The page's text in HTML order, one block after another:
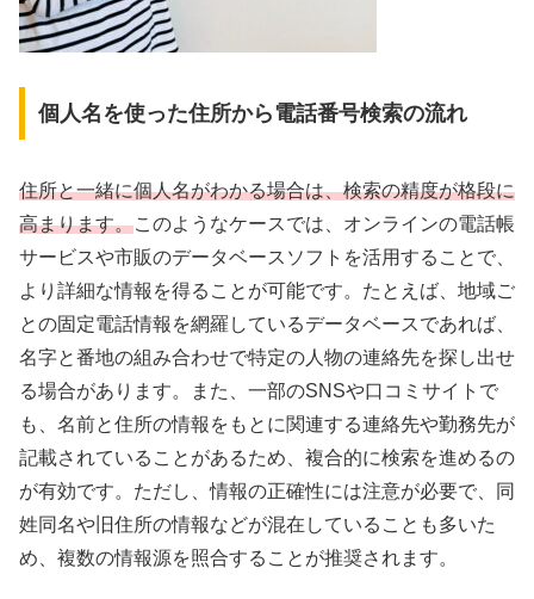
個人名を使った住所から電話番号検索の流れ
住所と一緒に個人名がわかる場合は、検索の精度が格段に
高まります。このようなケースでは、オンラインの電話帳
サービスや市販のデータベースソフトを活用することで、
より詳細な情報を得ることが可能です。たとえば、地域ご
との固定電話情報を網羅しているデータベースであれば、
名字と番地の組み合わせで特定の人物の連絡先を探し出せ
る場合があります。また、一部のSNSや口コミサイトで
も、名前と住所の情報をもとに関連する連絡先や勤務先が
記載されていることがあるため、複合的に検索を進めるの
が有効です。ただし、情報の正確性には注意が必要で、同
姓同名や旧住所の情報などが混在していることも多いた
め、複数の情報源を照合することが推奨されます。